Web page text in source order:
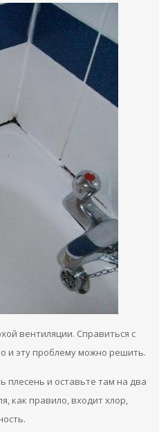
вентиляции. Справиться с
и эту проблему можно решить.
плесень и оставьте там на два
как правило, входит хлор,